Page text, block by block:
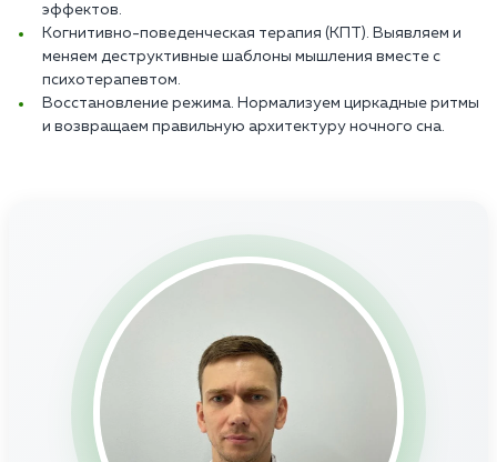
эффектов.
Когнитивно-поведенческая терапия (КПТ). Выявляем и
меняем деструктивные шаблоны мышления вместе с
психотерапевтом.
Восстановление режима. Нормализуем циркадные ритмы
и возвращаем правильную архитектуру ночного сна.